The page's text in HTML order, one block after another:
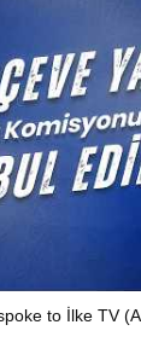
to İlke TV